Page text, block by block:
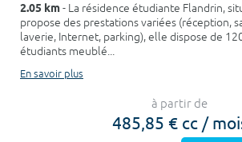
2.05 km- La résidence étudiante Flandrin,
propose des prestations variées (réception,
laverie, Internet, parking), elle dispose de
étudiants meublé...
En savoir plus
à partir de
485,85 € cc /